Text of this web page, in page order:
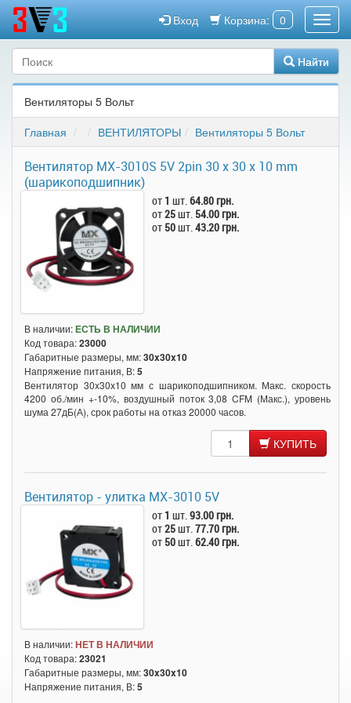
Корзина: 0
Вход
Найти
Вентиляторы 5 Вольт
Главная
ВЕНТИЛЯТОРЫ Вентиляторы 5 Вольт
Вентилятор MX-3010S 5V 2pin 30 x 30 x 10 mm
(шарикоподшипник)
от 1 шт.64.80 грн.
от25шт. 54.00 грн.
от 50шт.43.20 грн.
В наличии:ЕСТЬ В НАЛИЧИИ
Код товара:23000
Габаритные размеры, мм:30x30x10
Напряжение питания, В:5
Вентилятор 30x30x10 мм с шарикоподшипником. Макс. скорость
4200 об./мин +-10%, воздушный поток 3,08 CFM (Макс.), уровень
шума 27дБ(А), срок работы на отказ 20000 часов.
КУПИТЬ
Вентилятор - улитка MX-3010 5V
от 1 шт.93.00 грн.
от25шт.77.70 грн.
от 50шт.62.40 грн.
В наличии:НЕТ В НАЛИЧИИ
Код товара:23021
Габаритные размеры, мм:30x30x10
Напряжение питания, В:5